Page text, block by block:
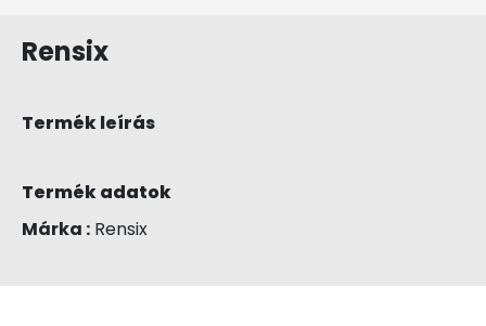
Rensix
Termék leírás
Termék adatok
Márka : Rensix